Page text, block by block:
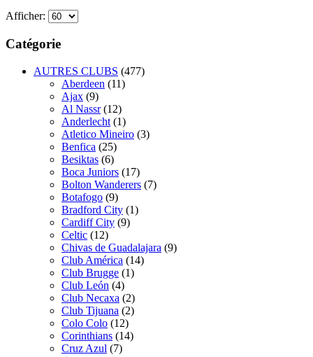
Afficher:
Catégorie
AUTRES CLUBS (477)
Aberdeen (11)
Ajax (9)
Al Nassr (12)
Anderlecht (1)
Atletico Mineiro (3)
Benfica (25)
Besiktas (6)
Boca Juniors (17)
Bolton Wanderers (7)
Botafogo (9)
Bradford City (1)
Cardiff City (9)
Celtic (12)
Chivas de Guadalajara (9)
Club América (14)
Club Brugge (1)
Club León (4)
Club Necaxa (2)
Club Tijuana (2)
Colo Colo (12)
Corinthians (14)
Cruz Azul (7)